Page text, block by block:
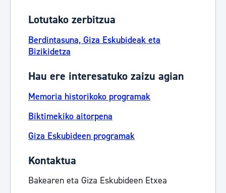
Lotutako zerbitzua
Berdintasuna, Giza Eskubideak eta
Bizikidetza
Hau ere interesatuko zaizu agian
Memoria historikoko programak
Biktimekiko aitorpena
Giza Eskubideen programak
Kontaktua
Bakearen eta Giza Eskubideen Etxea